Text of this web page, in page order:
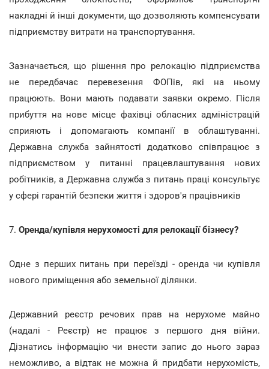
накладні й інші документи, що дозволяють компенсувати
підприємству витрати на транспортування.
Зазначається, що рішення про релокацію підприємства
не передбачає перевезення ФОПів, які на ньому
працюють. Вони мають подавати заявки окремо. Після
прибуття на нове місце фахівці обласних адміністрацій
сприяють і допомагають компанії в облаштуванні.
Державна служба зайнятості додатково співпрацює з
підприємством у питанні працевлаштування нових
робітників, а Державна служба з питань праці консультує
у сфері гарантій безпеки життя і здоров'я працівників
7. Оренда/купівля нерухомості для релокації бізнесу?
Одне з перших питань при переїзді - оренда чи купівля
нового приміщення або земельної ділянки.
Державний реєстр речових прав на нерухоме майно
(надалі - Реєстр) не працює з першого дня війни.
Дізнатись інформацію чи внести запис до нього зараз
неможливо, а відтак не можна й придбати нерухомість,